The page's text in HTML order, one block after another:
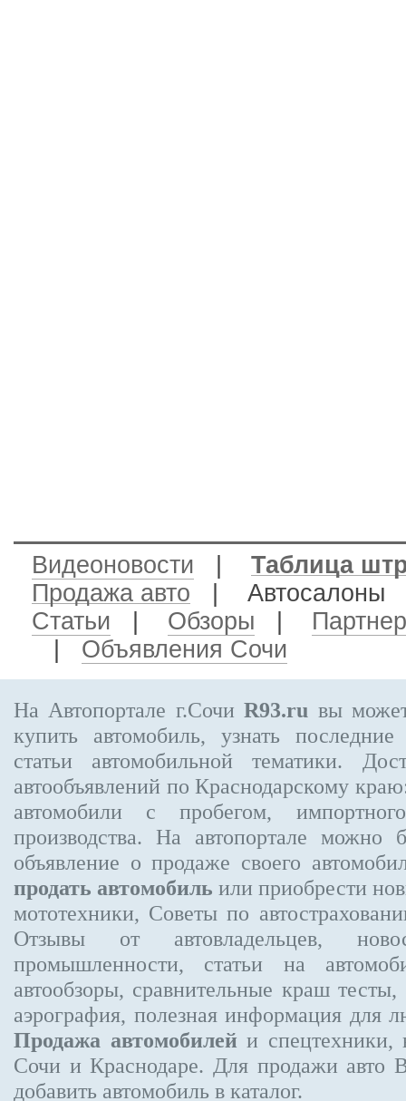
Видеоновости
Таблица
Продажа авто |
Статьи
Обзоры
Объявления Сочи
На Автопортале г.СочиR93.ru вы
купить автомобиль, узнать
статьи автомобильной тематики.
автообъявлений по Краснодарскому
автомобили с пробегом,
производства. На автопортале можно
объявление о продаже своего
продать автомобиль или приобрести
мототехники, Советы по
Отзывы от автовладельцев,
промышленности, статьи на
автообзоры, сравнительные краш
аэрография, полезная информация для
Продажа автомобилей и спецтехники,
Сочи и Краснодаре. Для продажи авто
добавить автомобиль в каталог.